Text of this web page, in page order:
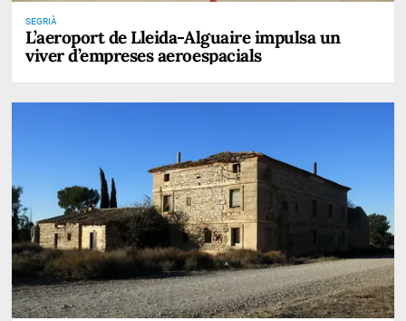
SEGRIÀ
L’aeroport de Lleida-Alguaire impulsa un
viver d’empreses aeroespacials